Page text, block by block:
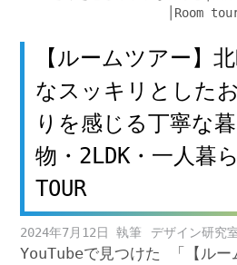
【ルームツアー】
なスッキリとした
りを感じる丁寧な
物・2LDK・一人暮ら
TOUR
2024年7月12日 デザイン研究
YouTubeで見つけた 「【ルー